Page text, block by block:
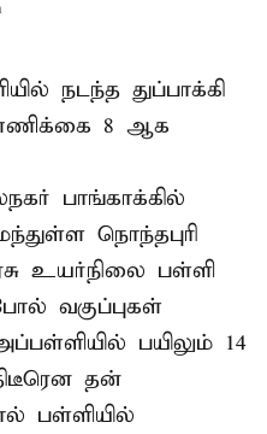
நடந்த துப்பாக்கி
8 ஆக
பாங்காக்கில்
நொந்தபுரி
உயர்நிலை பள்ளி
வகுப்புகள்
பயிலும் 14
தன்
பள்ளியில்